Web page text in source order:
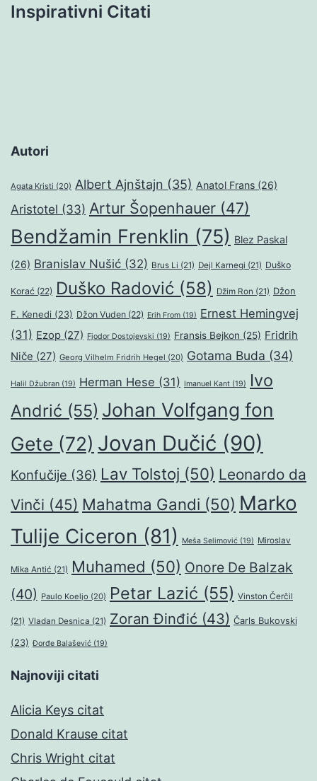
Inspirativni Citati
Autori
Agata Kristi (20) Albert Ajnštajn (35) Anatol Frans (26)
Aristotel (33) Artur Šopenhauer (47)
Bendžamin Frenklin (75) Blez Paskal
(26) Branislav Nušić (32) Brus Li (21) Dejl Karnegi (21) Duško
Korać (22) Duško Radović (58) Džim Ron (21) Džon
F. Kenedi (23) Džon Vuden (22) Erih From (19) Ernest Hemingvej
(31) Ezop (27) Fjodor Dostojevski (19) Fransis Bejkon (25) Fridrih
Niče (27) Georg Vilhelm Fridrih Hegel (20) Gotama Buda (34)
Halil Džubran (19) Herman Hese (31) Imanuel Kant (19)
Ivo
Andrić (55) Johan Volfgang fon
Gete (72) Jovan Dučić (90)
Konfučije (36) Lav Tolstoj (50) Leonardo da
Vinči (45) Mahatma Gandi (50) Marko
Tulije Ciceron (81) Meša Selimović (19) Miroslav
Mika Antić (21) Muhamed (50) Onore De Balzak
(40) Paulo Koeljo (20) Petar Lazić (55) Vinston Čerčil
(21) Vladan Desnica (21) Zoran Đinđić (43) Čarls Bukovski
(23) Đorđe Balašević (19)
Najnoviji citati
Alicia Keys citat
Donald Krause citat
Chris Wright citat